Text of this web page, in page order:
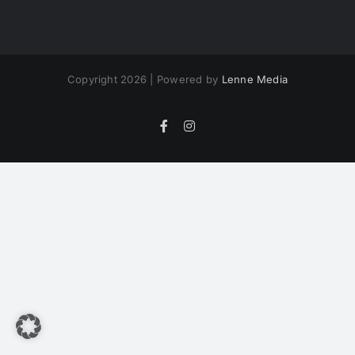
Copyright 2026 | Powered by Lenne Media
FacebookInstagram